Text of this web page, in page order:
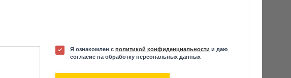
Я ознакомлен с политикой конфиденциальности и даю
согласие на обработку персональных данных